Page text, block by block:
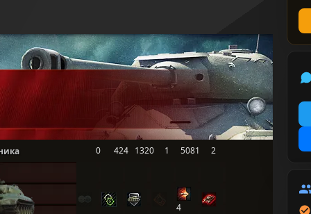
0 424 1320 1 5081 2
4